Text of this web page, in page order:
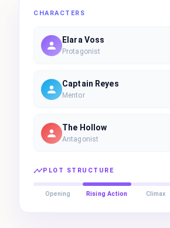
CHARACTERS
Elara Voss
Protagonist
Captain Reyes
Mentor
The Hollow
Antagonist
PLOT STRUCTURE
Opening Rising Action Climax